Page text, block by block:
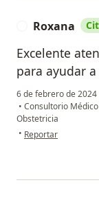
Roxana
Excelente
para ayudar
6 de febrero de 2024
• Consultorio
Obstetricia
• en opinión del
Reportar